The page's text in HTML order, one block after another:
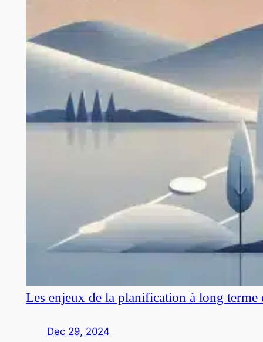
Les enjeux de la planification à long terme
Dec 29, 2024